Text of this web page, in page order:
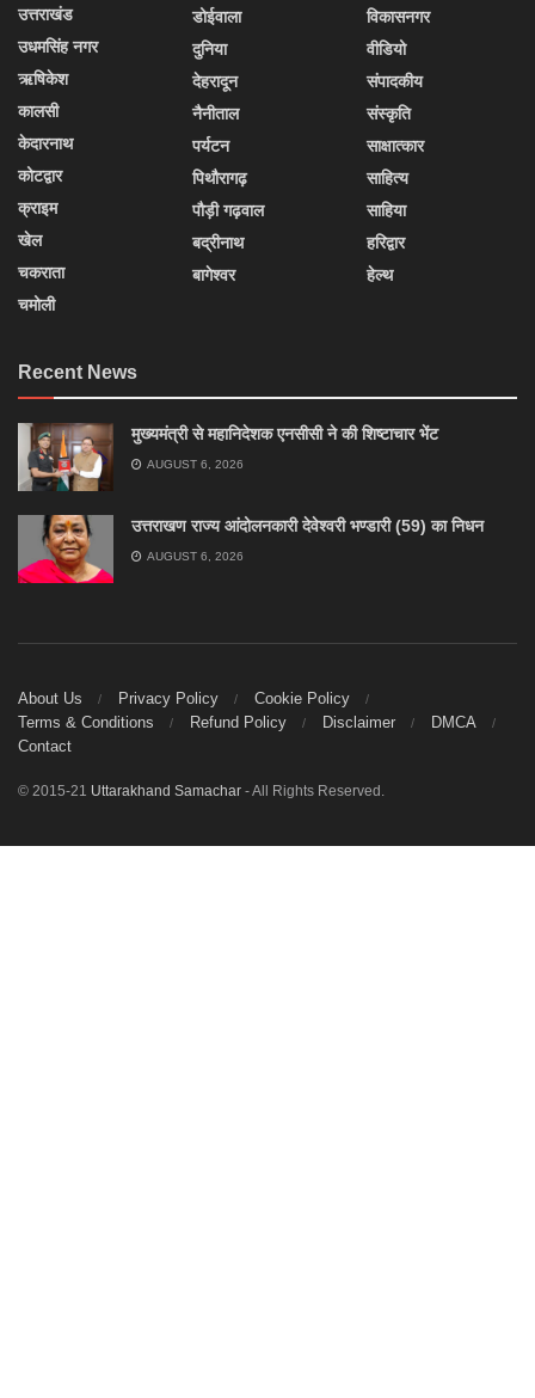
उत्तराखंड
उधमसिंह नगर
ऋषिकेश
कालसी
केदारनाथ
कोटद्वार
क्राइम
खेल
चकराता
चमोली
डोईवाला
दुनिया
देहरादून
नैनीताल
पर्यटन
पिथौरागढ़
पौड़ी गढ़वाल
बद्रीनाथ
बागेश्वर
विकासनगर
वीडियो
संपादकीय
संस्कृति
साक्षात्कार
साहित्य
साहिया
हरिद्वार
हेल्थ
Recent News
मुख्यमंत्री से महानिदेशक एनसीसी ने की शिष्टाचार भेंट
AUGUST 6, 2026
उत्तराखण राज्य आंदोलनकारी देवेश्वरी भण्डारी (59) का निधन
AUGUST 6, 2026
About Us Privacy Policy
Cookie Policy
Terms & Conditions
Refund Policy Disclaimer
DMCA
Contact
© 2015-21 Uttarakhand Samachar - All Rights Reserved.